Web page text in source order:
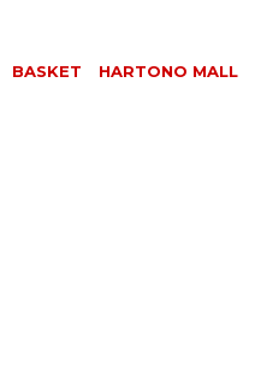
BASKET HARTONO MALL